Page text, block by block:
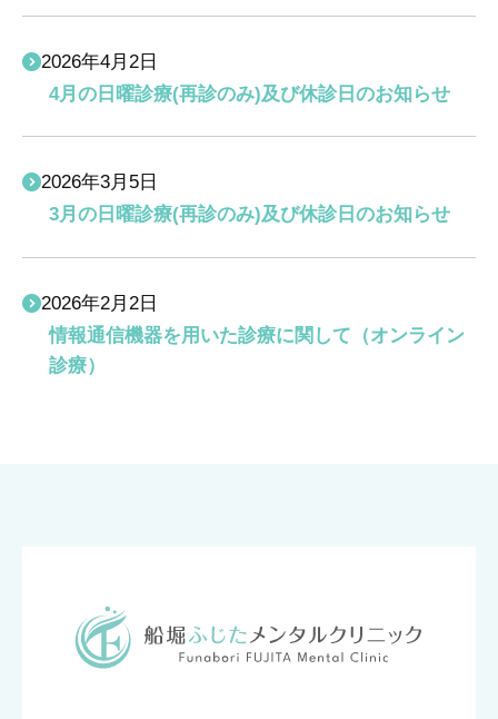
2026年4月2日
4月の日曜診療(再診のみ)及び休診日のお知らせ
2026年3月5日
3月の日曜診療(再診のみ)及び休診日のお知らせ
2026年2月2日
情報通信機器を用いた診療に関して（オンライン
診療）